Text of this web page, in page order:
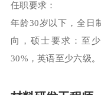
任职要求：
年龄30岁以下，全日
向，硕士要求：至
30%，英语至少六级。